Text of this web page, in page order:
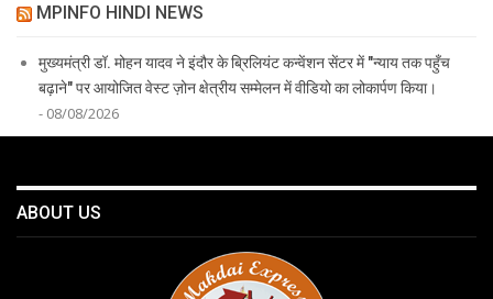
MPINFO HINDI NEWS
मुख्यमंत्री डॉ. मोहन यादव ने इंदौर के ब्रिलियंट कन्वेंशन सेंटर में "न्याय तक पहुँच
बढ़ाने" पर आयोजित वेस्ट ज़ोन क्षेत्रीय सम्मेलन में वीडियो का लोकार्पण किया।
- 08/08/2026
ABOUT US